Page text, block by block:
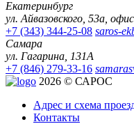
Екатеринбург
ул. Айвазовского, 53а,
+7 (343) 344-25-08 saros-
Самара
ул. Гагарина, 131А
+7 (846) 279-33-16
2026 © САРОС
Адрес и схема
Контакты